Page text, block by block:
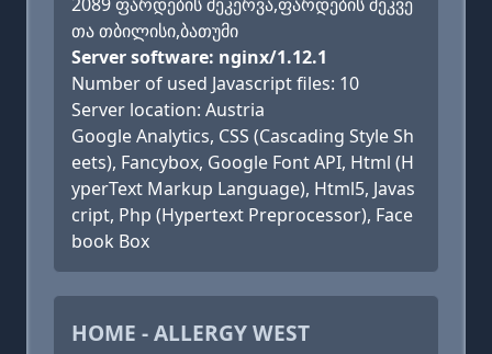
თა თბილისი,ბათუმი
Server software: nginx/1.12.1
Number of used Javascript files: 10
Server location: Austria
Google Analytics, CSS (Cascading Style Sh
eets), Fancybox, Google Font API, Html (H
yperText Markup Language), Html5, Javas
cript, Php (Hypertext Preprocessor), Face
book Box
HOME - ALLERGY WEST